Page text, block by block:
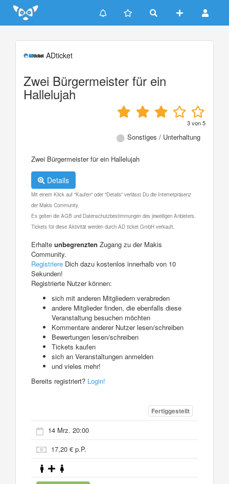
Update cookies preferences
ADticket
Zwei Bürgermeister für ein
Hallelujah
3von5
Sonstiges / Unterhaltung
Zwei Bürgermeister für ein Hallelujah
Details
Mit einem Klick auf "Kaufen" oder "Details" verlässt Du die Internetpräsenz
der Makis Community.
Es gelten die AGB und Datenschutzbestimmungen des jeweiligen Anbieters.
Tickets für diese Aktivität werden durch AD ticket GmbH verkauft.
Erhalte unbegrenzten Zugang zu der Makis
Community.
Registriere Dich dazu kostenlos innerhalb von 10
Sekunden!
Registrierte Nutzer können:
sich mit anderen Mitgliedern verabreden
andere Mitglieder finden, die ebenfalls diese
Veranstaltung besuchen möchten
Kommentare anderer Nutzer lesen/schreiben
Bewertungen lesen/schreiben
Tickets kaufen
sich an Veranstaltungen anmelden
und vieles mehr!
Bereits registriert? Login!
Fertiggestellt
14 Mrz. 20:00
17,20 € p.P.